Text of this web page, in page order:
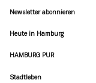
Newsletter abonnieren
Heute in Hamburg
HAMBURG PUR
Stadtleben